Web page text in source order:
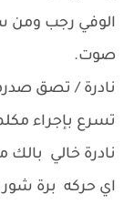
الوفي رجب ومن
صوت.
نادرة / تصق
تسرع بإجراء
نادرة خالي
اي حركه برة